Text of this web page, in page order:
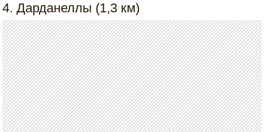
4. Дарданеллы (1,3 км)